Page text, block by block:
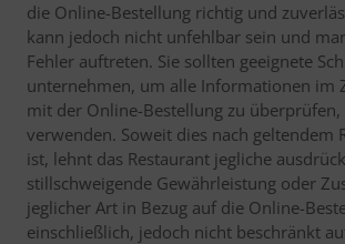
die Online-Bestellung richtig und
kann jedoch nicht unfehlbar sein und
Fehler auftreten. Sie sollten geeignete
unternehmen, um alle Informationen im
mit der Online-Bestellung zu überprüfen,
verwenden. Soweit dies nach geltendem
ist, lehnt das Restaurant jegliche
stillschweigende Gewährleistung oder
jeglicher Art in Bezug auf die Online-
einschließlich, jedoch nicht beschränkt